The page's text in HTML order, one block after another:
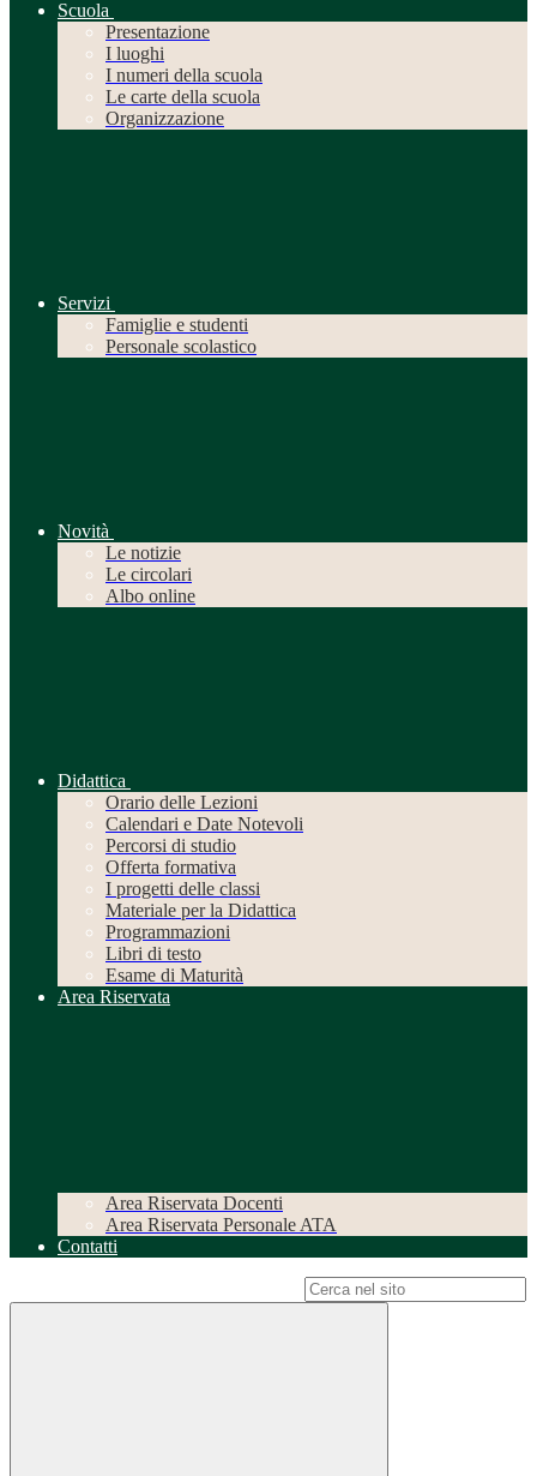
Scuola
Presentazione
I luoghi
I numeri della scuola
Le carte della scuola
Organizzazione
Servizi
Famiglie e studenti
Personale scolastico
Novità
Le notizie
Le circolari
Albo online
Didattica
Orario delle Lezioni
Calendari e Date Notevoli
Percorsi di studio
Offerta formativa
I progetti delle classi
Materiale per la Didattica
Programmazioni
Libri di testo
Esame di Maturità
Area Riservata
Area Riservata Docenti
Area Riservata Personale ATA
Contatti